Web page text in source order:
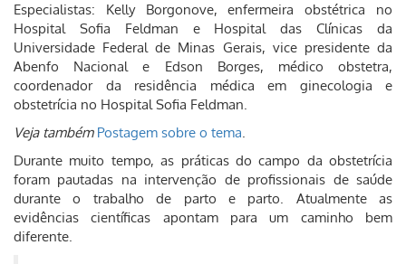
Especialistas: Kelly Borgonove, enfermeira obstétrica no
Hospital Sofia Feldman e Hospital das Clínicas da
Universidade Federal de Minas Gerais, vice presidente da
Abenfo Nacional e Edson Borges, médico obstetra,
coordenador da residência médica em ginecologia e
obstetrícia no Hospital Sofia Feldman.
Veja também Postagem sobre o tema.
Durante muito tempo, as práticas do campo da obstetrícia
foram pautadas na intervenção de profissionais de saúde
durante o trabalho de parto e parto. Atualmente as
evidências científicas apontam para um caminho bem
diferente.